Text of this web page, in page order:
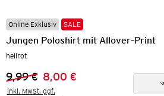
Online Exklusiv SALE
Jungen Poloshirt mit Allover-Print
hellrot
Vorheriger Preis:
9,99 €
Neuer Preis:
8,00 €
inkl. MwSt. ggf.